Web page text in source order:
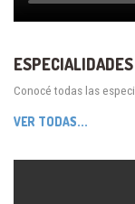
ESPECIALIDADES
Conocé todas las
VER TODAS...